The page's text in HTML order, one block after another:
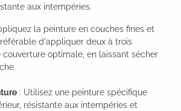
aux intempéries.
la peinture en couches fines et
d'appliquer deux à trois
couverture optimale, en laissant sécher
: Utilisez une peinture spécifique
résistante aux intempéries et